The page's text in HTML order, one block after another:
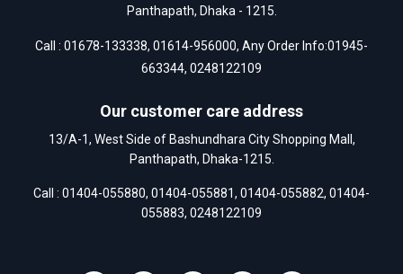
Panthapath, Dhaka - 1215.
Call : 01678-133338, 01614-956000, Any Order Info:01945-
663344, 0248122109
Our customer care address
13/A-1, West Side of Bashundhara City Shopping Mall,
Panthapath, Dhaka-1215.
Call : 01404-055880, 01404-055881, 01404-055882, 01404-
055883, 0248122109